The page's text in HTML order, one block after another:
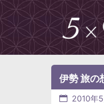
伊勢 旅の
2010年